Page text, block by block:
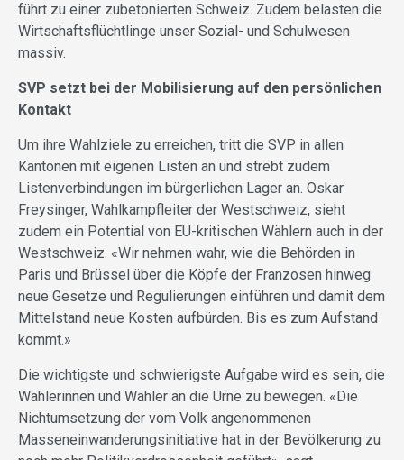
führt zu einer zubetonierten Schweiz. Zudem belasten die
Wirtschaftsflüchtlinge unser Sozial- und Schulwesen
massiv.
SVP setzt bei der Mobilisierung auf den persönlichen
Kontakt
Um ihre Wahlziele zu erreichen, tritt die SVP in allen
Kantonen mit eigenen Listen an und strebt zudem
Listenverbindungen im bürgerlichen Lager an. Oskar
Freysinger, Wahlkampfleiter der Westschweiz, sieht
zudem ein Potential von EU-kritischen Wählern auch in der
Westschweiz. «Wir nehmen wahr, wie die Behörden in
Paris und Brüssel über die Köpfe der Franzosen hinweg
neue Gesetze und Regulierungen einführen und damit dem
Mittelstand neue Kosten aufbürden. Bis es zum Aufstand
kommt.»
Die wichtigste und schwierigste Aufgabe wird es sein, die
Wählerinnen und Wähler an die Urne zu bewegen. «Die
Nichtumsetzung der vom Volk angenommenen
Masseneinwanderungsinitiative hat in der Bevölkerung zu